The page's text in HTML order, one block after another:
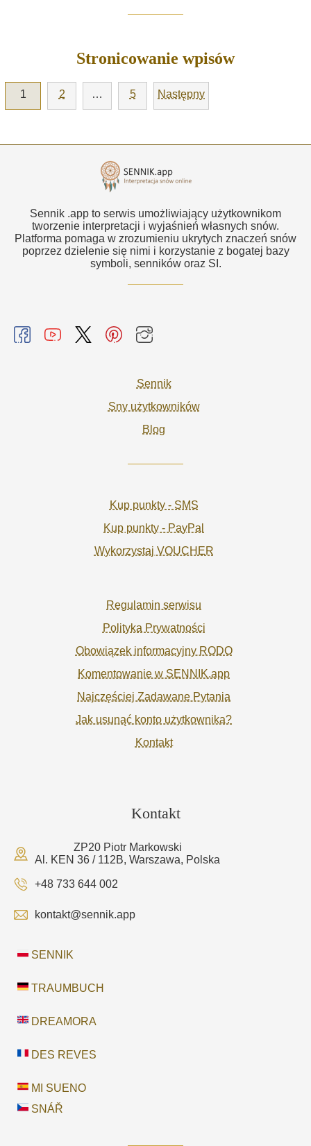
Stronicowanie wpisów
1 2 … 5 Następny
Sennik .app to serwis umożliwiający użytkownikom
tworzenie interpretacji i wyjaśnień własnych snów.
Platforma pomaga w zrozumieniu ukrytych znaczeń snów
poprzez dzielenie się nimi i korzystanie z bogatej bazy
symboli, senników oraz SI.
Sennik
Sny użytkowników
Blog
Kup punkty - SMS
Kup punkty - PayPal
Wykorzystaj VOUCHER
Regulamin serwisu
Polityka Prywatności
Obowiązek informacyjny RODO
Komentowanie w SENNIK.app
Najczęściej Zadawane Pytania
Jak usunąć konto użytkownika?
Kontakt
Kontakt
ZP20 Piotr Markowski
Al. KEN 36 / 112B, Warszawa, Polska
+48 733 644 002
kontakt@sennik.app
SENNIK
TRAUMBUCH
DREAMORA
DES REVES
MI SUENO
SNÁŘ